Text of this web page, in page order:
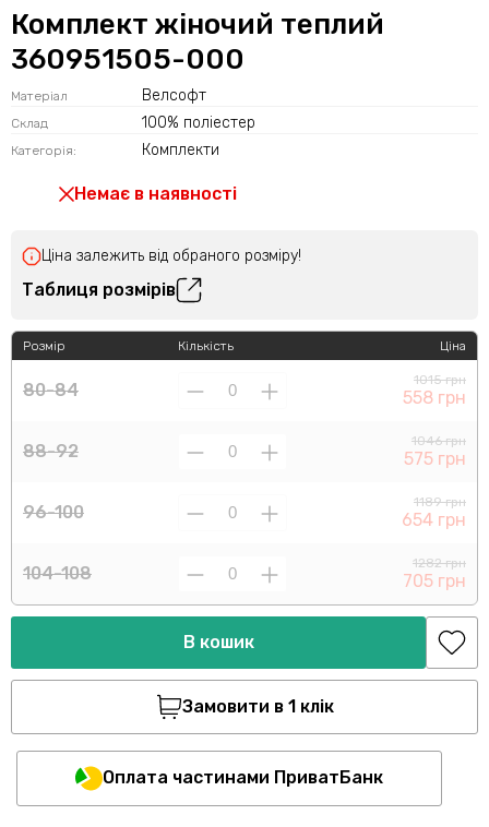
Комплект жіночий теплий
360951505-000
Матеріал Велсофт
Склад 100% поліестер
Категорія: Комплекти
Немає в наявності
Ціна залежить від обраного розміру!
Таблиця розмірів
Розмір
80-84
88-92
96-100
104-108
Кількість Ціна
1015 грн
558 грн
1046 грн
575 грн
1189 грн
654 грн
1282 грн
705 грн
В кошик
Замовити в 1 клік
Оплата частинами ПриватБанк